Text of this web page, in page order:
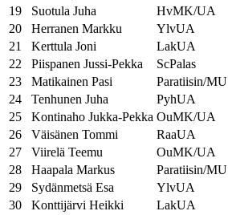
19
Suotula Juha HvMK/UA
20
Herranen Markku YlvUA
21
Kerttula Joni LakUA
22
Piispanen Jussi-Pekka ScPalas
23
Matikainen Pasi Paratiisin/MU
24
Tenhunen Juha PyhUA
25
Kontinaho Jukka-Pekka OuMK/UA
26
Väisänen Tommi RaaUA
27
Viirelä Teemu OuMK/UA
28
Haapala Markus Paratiisin/MU
29
Sydänmetsä Esa YlvUA
30
Konttijärvi Heikki LakUA